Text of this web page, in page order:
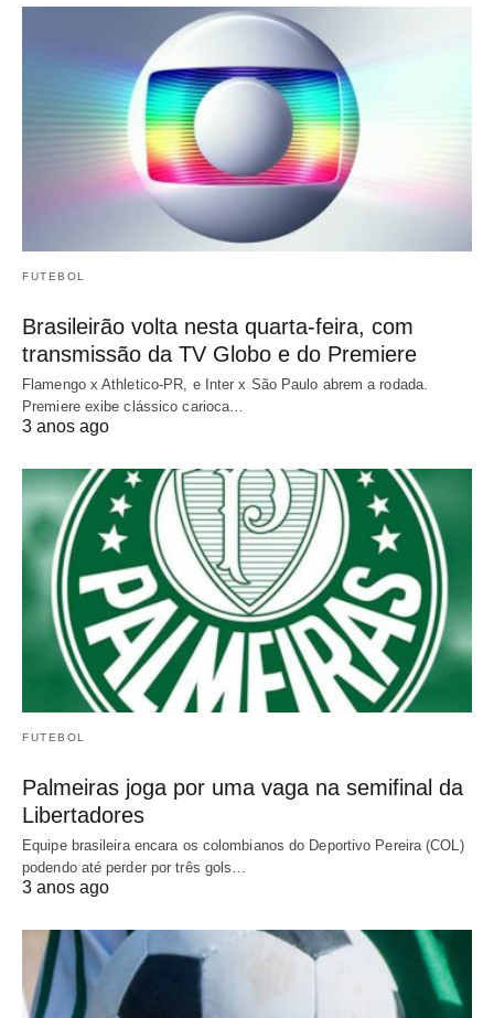
FUTEBOL
Brasileirão volta nesta quarta-feira, com
transmissão da TV Globo e do Premiere
Flamengo x Athletico-PR, e Inter x São Paulo abrem a rodada.
Premiere exibe clássico carioca…
3 anos ago
FUTEBOL
Palmeiras joga por uma vaga na semifinal da
Libertadores
Equipe brasileira encara os colombianos do Deportivo Pereira (COL)
podendo até perder por três gols…
3 anos ago